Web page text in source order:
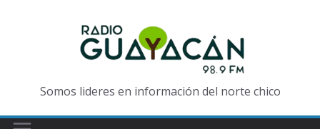
Somos lideres en información del norte chico